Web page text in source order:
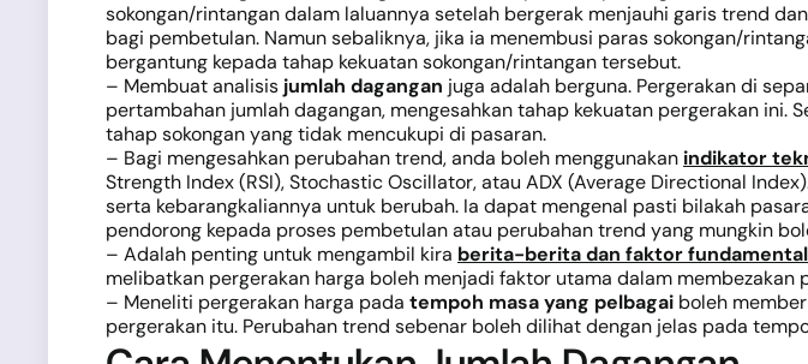
sokongan/rintangan dalam laluannya setelah bergerak menjauhi garis trend
bagi pembetulan. Namun sebaliknya, jika ia menembusi paras sokongan/
bergantung kepada tahap kekuatan sokongan/rintangan tersebut.
– Membuat analisis jumlah dagangan juga adalah berguna. Pergerakan di
pertambahan jumlah dagangan, mengesahkan tahap kekuatan pergerakan
tahap sokongan yang tidak mencukupi di pasaran.
– Bagi mengesahkan perubahan trend, anda boleh menggunakan indikator
Strength Index (RSI), Stochastic Oscillator, atau ADX (Average Directional
serta kebarangkaliannya untuk berubah. Ia dapat mengenal pasti bilakah
pendorong kepada proses pembetulan atau perubahan trend yang mungkin
– Adalah penting untuk mengambil kira berita-berita dan faktor fundamental
melibatkan pergerakan harga boleh menjadi faktor utama dalam
– Meneliti pergerakan harga pada tempoh masa yang pelbagai boleh
pergerakan itu. Perubahan trend sebenar boleh dilihat dengan jelas pada